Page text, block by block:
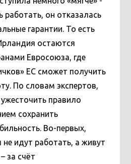
работать, он отказалась
гарантии. То есть
остаются
Евросоюза, где
ЕС сможет получить
По словам экспертов,
правило
сохранить
Во-первых,
идут работать, а живут
за счёт